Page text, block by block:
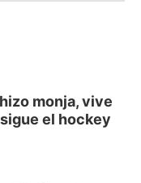
monja, vive
el hockey